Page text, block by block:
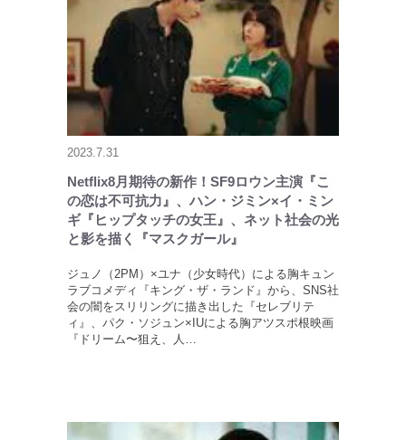
2023.7.31
Netflix8月期待の新作！SF9ロウン主演『こ
の恋は不可抗力』、ハン・ジミン×イ・ミン
ギ『ヒップタッチの女王』、ネット社会の光
と影を描く『マスクガール』
ジュノ（2PM）×ユナ（少女時代）による胸キュン
ラブコメディ『キング・ザ・ランド』から、SNS社
会の闇をスリリングに描き出した『セレブリテ
ィ』、パク・ソジュン×IUによる胸アツスポ根映画
『ドリーム〜狙え、人…